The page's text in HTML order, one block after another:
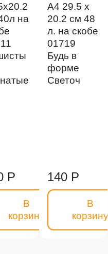
на
Р
В
корзину
A4 29.5 х
20.2 см 48
л. на скобе
01719
Будь в
форме
Светоч
140 Р
В
корзину